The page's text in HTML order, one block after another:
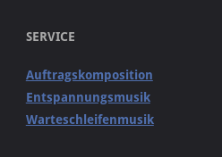
SERVICE
Auftragskomposition
Entspannungsmusik
Warteschleifenmusik